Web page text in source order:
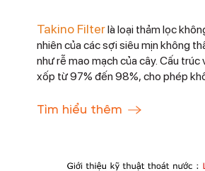
sạt lở mái dốc.
Takino Filterlà loại thảm lọc
nhiên của các sợi siêu mịn không
như rễ mao mạch của cây. Cấu
xốp từ 97% đến 98%, cho phép
Tìm hiểu thêm